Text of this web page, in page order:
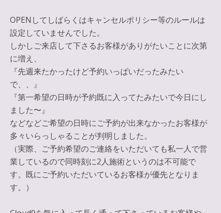
OPENしてしばらくはキャンセルポリシー等のルールは
設定していませんでした。
しかしご来店して下さるお客様がありがたいことに次第
に増え、
『先週来たかったけど予約いっぱいだったみたい
で、、』
『第一希望の日時が予約既に入ってたみたいで今日にし
ました〜』
などなどご希望の日時にご予約が出来なかったお客様が
多々いらっしゃることが判明しました。
（実際、ご予約希望のご連絡をいただいても私一人で営
業しているので同時刻に2人施術というのは不可能で
す。既にご予約いただいているお客様が優先となりま
す。）